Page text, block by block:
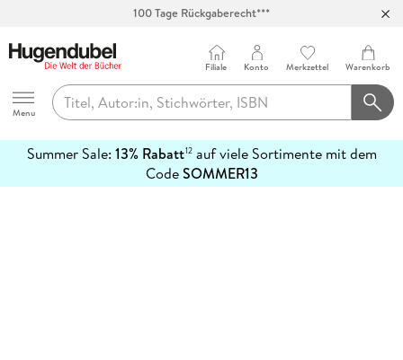
100 Tage Rückgaberecht***
Hugendubel
Menu
Filiale Konto Merkzettel Warenkorb
Summer Sale: 13% Rabatt12auf viele Sortimente mit dem
CodeSOMMER13
erfahren